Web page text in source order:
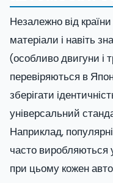
Незалежно від країни
матеріали і навіть
(особливо двигуни і
перевіряються в
зберігати
універсальний
Наприклад,
часто виробляються
при цьому кожен